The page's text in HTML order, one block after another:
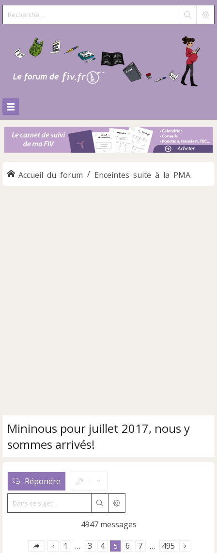
Accueil du forum Enceintes suite à la PMA
Mininous pour juillet 2017, nous y
sommes arrivés!
Répondre
RechercherRecherche avancée
4947 messages
1 … 3 4 5 6 7 … 495